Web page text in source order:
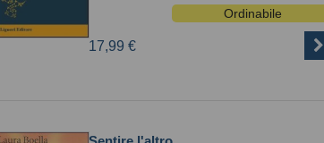
Ordinabile
17,99 €